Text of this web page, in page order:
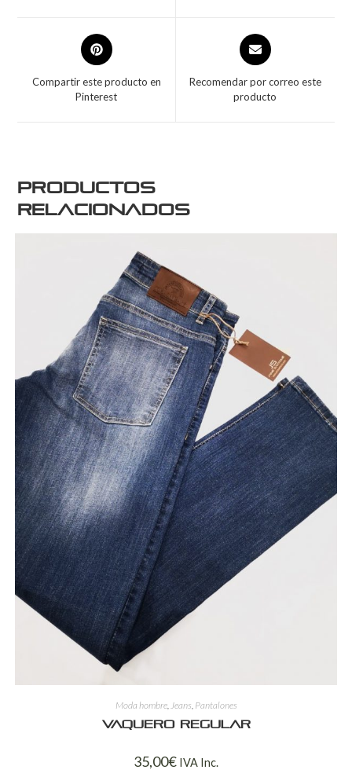
Compartir este producto en
Pinterest
Recomendar por correo este
producto
Productos
relacionados
Moda hombre,Jeans, Pantalones
Vaquero regular
35,00€ IVA Inc.